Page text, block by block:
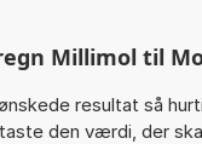
Millimol til
resultat så
den værdi, der